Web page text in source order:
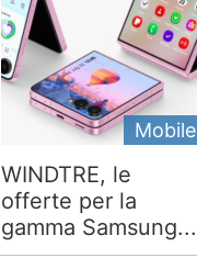
Mobile
WINDTRE, le
offerte per la
gamma Samsung...